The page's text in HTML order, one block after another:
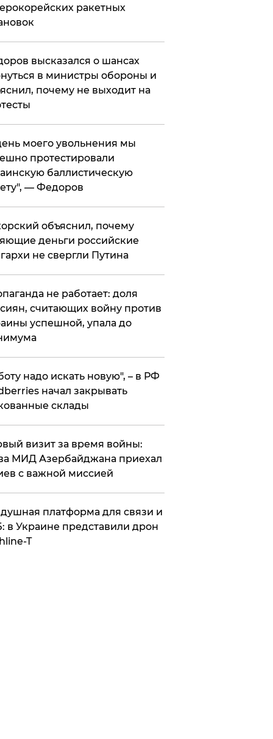
ракетных
высказался о шансах
в министры обороны и
почему не выходит на
моего увольнения мы
протестировали
баллистическую
— Федоров
объяснил, почему
деньги российские
не свергли Путина
не работает: доля
считающих войну против
успешной, упала до
надо искать новую", – в РФ
начал закрывать
склады
визит за время войны:
МИД Азербайджана приехал
с важной миссией
платформа для связи и
в Украине представили дрон
T